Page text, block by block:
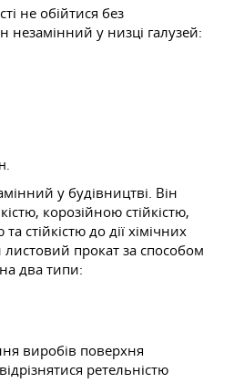
не обійтися без
незамінний у низці галузей:
у будівництві. Він
корозійною стійкістю,
стійкістю до дії хімічних
прокат за способом
два типи:
виробів поверхня
ретельністю